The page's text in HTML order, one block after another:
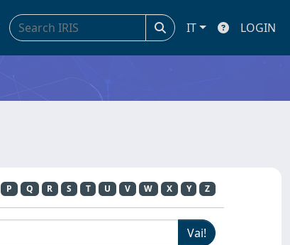
IT LOGIN
P Q R S T U V W X Y Z